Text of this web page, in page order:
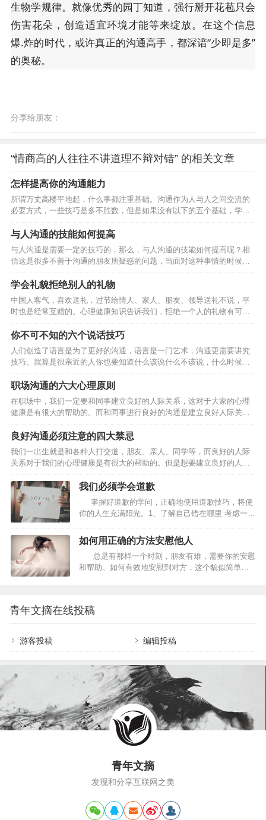
生物学规律。就像优秀的园丁知道，强行掰开花苞只会
伤害花朵，创造适宜环境才能等来绽放。在这个信息
爆.炸的时代，或许真正的沟通高手，都深谙“少即是多”
的奥秘。
分享给朋友：
“情商高的人往往不讲道理不辩对错” 的相关文章
怎样提高你的沟通能力
所谓万丈高楼平地起，什么事都注重基础。沟通作为人与人之间交流的
必要方式，一些技巧是多不胜数，但是如果没有以下的五个基础，学再
多的技巧，也是白搭，根本就发挥不出来，甚至影响的是自己的心理健
康。那么，怎样提高沟通能力呢？ 多读 所谓多读就是要博览群书，无论
什么方面的书你都有看，通过读书来获取你没有经历过的经验并不断积
累使你掌握各种知识点，为沟通打下坚实的语言和文字基础。 多看 所谓
多看就是通过经常上互联网看资讯以及通过看电视、看电影、看报纸、
看杂志来获取当今社会的热点信息，为沟通冷场时找话茬…
与人沟通的技能如何提高
与人沟通是需要一定的技巧的，那么，与人沟通的技能如何提高呢？相
信这是很多不善于沟通的朋友所疑惑的问题，当面对这种事情的时候，
却无法开口顺畅的交流，对于这类朋友来说是非常尴尬的事情。具体的
应对妙招就在下文的内容中。1、觉知：不只是沟通才需要觉知，一切都
需要。如果自己说错了话、做错了事，如不想造成无可弥补的伤害时，
最好的办法是什么？！“我错了”，这就是一种觉知。2、承认我错了：承
认我错了是沟通的消毒剂，可解冻、改善与转化沟通的问题，就一句：
我错了！勾销了多少人的新仇旧恨，化解掉多少年打不开的死结，让…
学会礼貌拒绝别人的礼物
中国人客气，喜欢送礼，过节给情人、家人、朋友、领导送礼不说，平
时也是经常互赠的。心理健康知识告诉我们，拒绝一个人的礼物有可能
会给他带来心理方面的不良影响，因此我们要学会如何拒绝别人的礼
物？ 一是要婉言相告。受赠人应该采用委婉的、不失礼貌的语言，向赠
送者暗示自己难以接受对方的礼品。比如，当对方向自己赠送手机时，
可告知：“我已经有一台了，谢谢。”当一位男士送舞票给一位小姐，而对
方打算回绝时，可以这么说：“今晚我男朋友也要请我跳舞，而且我们已
经有约在先了。” 二是可采取直言缘由法，也就是直截了当而…
你不可不知的六个说话技巧
人们创造了语言是为了更好的沟通，语言是一门艺术，沟通更需要讲究
技巧。就算是很亲近的人你也要知道什么该说什么不该说，什么时候说
为好，什么时候说不好。沟通方式不同会起到不同的效果，下面六个说
话技巧你是不可不知的。 1.急事，慢慢地说。 遇到急事，如果能沉下心
思考，然后不急不躁地 把事情说清楚，会给听者留下稳重、不冲动的印
象， 从而增加他人对你的信任度。 2.小事，幽默地说。 尤其是一些善
意的提醒，用句玩笑话讲出来，就 不会让听者感觉生硬，他们不但会欣
然接受你的提 醒，还会增强彼此的亲密感。…
职场沟通的六大心理原则
在职场中，我们一定要和同事建立良好的人际关系，这对于大家的心理
健康是有很大的帮助的。而和同事进行良好的沟通是建立良好人际关系
的基础，因此，大家在与人沟通的时候，一定要注意以下的六大原则。
一、讲出来 尤其是坦白的讲出来你内心的感受、感情、痛苦、想法和期
望，但绝对不是批评、责备、抱怨、攻击。 二、不攻击对方 不批评、不
责备、不抱怨、不攻击、不说教批评、责备、抱怨、攻击这些都是的刽
子手，只会使事情恶化。 三、互相尊重 只有给予对方尊重才有沟通，若
对方不尊重你时，你也要适当的请求对方的尊重…
良好沟通必须注意的四大禁忌
我们一出生就是和各种人打交道，朋友、亲人、同学等，而良好的人际
关系对于我们的心理健康是有很大的帮助的。但是想要建立良好的人际
关系，首先就要和别人良好的沟通，因此以下的四大禁忌是大家需要注
意的。 第一，老是重复别人的话。 鹦鹉学舌虽然可爱，可若是听久了，
难免觉得枯燥无趣。如果总是解释或重复他人说过的话，比如人家说“这
部电视真好看”,你也说“是啊，非常好看”,会让人觉得缺乏实质性内容。这
时不妨加一些评价，比如“女主角的造型非常新颖”,或者提出相反的观
点，打开话匣子。 第二，语气平淡、没有感情。…
我们必须学会道歉
掌握好道歉的学问，正确地使用道歉技巧，将使
你的人生充满阳光。1、了解自己错在哪里 考虑一下
识到错误并做有针对性的道歉效果会更好。 2、敢
于承担责任 有效的道歉不是一种为自己狡辩的伎
俩，更不是要去骗取别人的宽恕，你必须有责任
感，勇于自责，勇于承认过失，才能够真心地道
如何用正确的方法安慰他人
总是有那样一个时刻，朋友有难，需要你的安慰
和帮助。如何有效地安慰到对方，这个貌似简单的
同事婆婆中风、岳父突然死亡、好友的年少至亲得
了绝症……人生的生老病死，是我们无论如何也逃
避不了的东西。我们能帮什么忙？应该帮忙吗？怎
么帮，才算有效？要帮到什么程度？ 而当别人痛
青年文摘在线投稿
游客投稿 编辑投稿
青年文摘
发现和分享互联网之美